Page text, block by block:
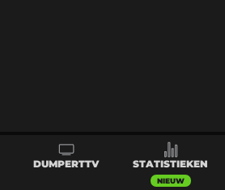
DUMPERTTV STATISTIEKEN
NIEUW